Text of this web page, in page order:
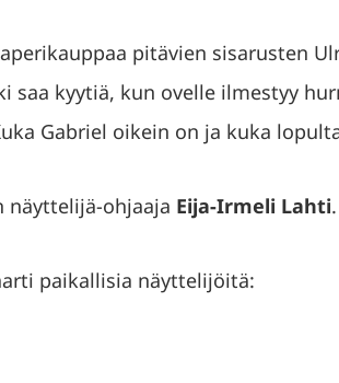
pitävien sisarusten
saa kyytiä, kun ovelle ilmestyy
Gabriel oikein on ja kuka
näyttelijä-ohjaaja Eija-Irmeli Lahti.
paikallisia näyttelijöitä: